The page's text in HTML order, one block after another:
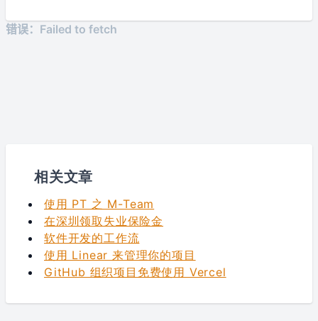
相关文章
使用 PT 之 M-Team
在深圳领取失业保险金
软件开发的工作流
使用 Linear 来管理你的项目
GitHub 组织项目免费使用 Vercel